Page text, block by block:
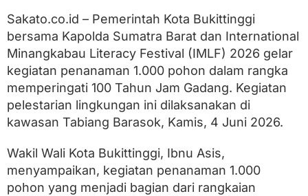
0
0
0
P
o
h
o
n
D
a
n
a
Sakato.co.id – Pemerintah Kota Bukittinggi
bersama Kapolda Sumatra Barat dan International
Minangkabau Literacy Festival (IMLF) 2026 gelar
kegiatan penanaman 1.000 pohon dalam rangka
memperingati 100 Tahun Jam Gadang. Kegiatan
pelestarian lingkungan ini dilaksanakan di
kawasan Tabiang Barasok, Kamis, 4 Juni 2026.
Wakil Wali Kota Bukittinggi, Ibnu Asis,
menyampaikan, kegiatan penanaman 1.000
pohon yang menjadi bagian dari rangkaian